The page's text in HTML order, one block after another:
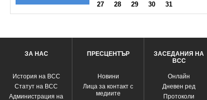
27
28 29 30 31
ЗА НАС
История на ВСС
Статут на ВСС
Администрация на
ПРЕСЦЕНТЪР
Новини
Лица за контакт с
медиите
ЗАСЕДАНИЯ НА
ВСС
Oнлайн
Дневен ред
Протоколи